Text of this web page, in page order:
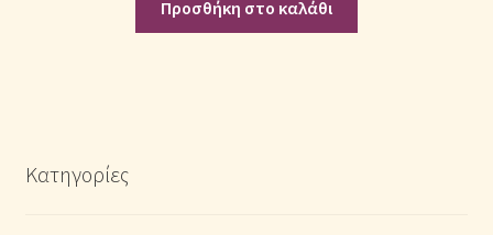
Προσθήκη στο καλάθι
Κατηγορίες